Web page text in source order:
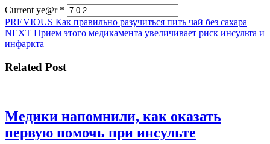
Current ye@r *
Навигация
по
PREVIOUS Предыдущая
запись:
Как правильно разучиться пить чай без сахара
NEXT Следующая
запись:
Прием этого медикамента увеличивает риск инсульта и
инфаркта
Related Post
Медики напомнили, как оказать
первую помочь при инсульте